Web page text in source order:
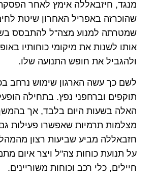
מנגד, חיזבאללה אימץ לאחר
שהוכרזה באפריל האחרון שיטת
שמטרתה למנוע מצה"ל להתבסס
אותו לשנות את מיקומי כוחותיו
ולהגביל את חופש התנועה שלו.
לשם כך עשה הארגון שימוש נרחב
תוקפים וברחפני נפץ. בתחילה
האלה בשעות היום בלבד, אך
מצלמות תרמיות שאפשרו פעילות
חזבאללה מביע שביעות רצון
על תנועת כוחות צה"ל ויצר איום
חיילים, כלי רכב וכוחות משוריינים.